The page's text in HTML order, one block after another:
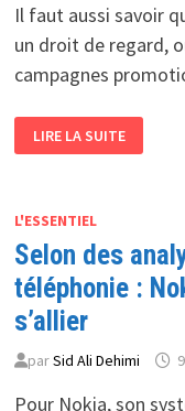
Il faut aussi savoir
un droit de regard,
campagnes
OPÉRATEURS
TÉLÉCOMS
:
PUBLICITAIRES :
LES
NOUVELLES
MESURES
DE
L’ARPT
LIRE LA SUITE
L'ESSENTIEL
Selon des
téléphonie :
s’allier
parSid Ali Dehimi
Pour Nokia, son